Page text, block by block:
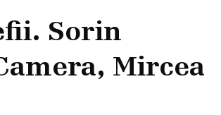
Sorin
Mircea